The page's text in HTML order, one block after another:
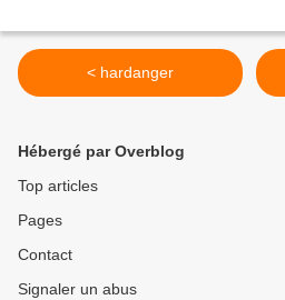
< hardanger
Hébergé par Overblog
Top articles
Pages
Contact
Signaler un abus